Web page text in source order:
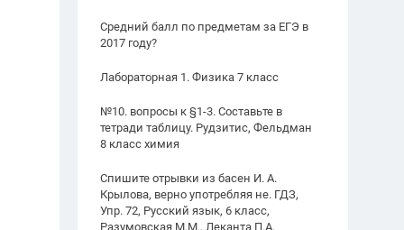
Средний балл по предметам за ЕГЭ в
2017 году?
Лабораторная 1. Физика 7 класс
№10. вопросы к §1-3. Составьте в
тетради таблицу. Рудзитис, Фельдман
8 класс химия
Спишите отрывки из басен И. А.
Крылова, верно употребляя не. ГДЗ,
Упр. 72, Русский язык, 6 класс,
Разумовская М.М., Леканта П.А.